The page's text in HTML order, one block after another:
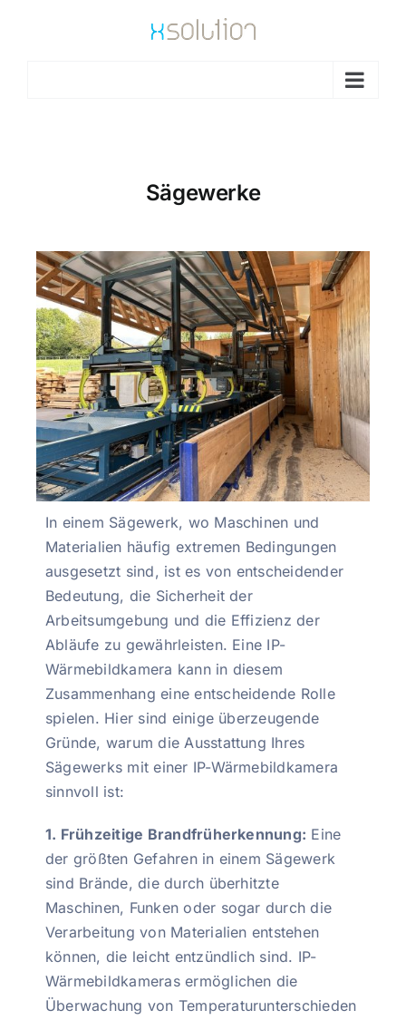
Sägewerke
In einem Sägewerk, wo Maschinen und
Materialien häufig extremen Bedingungen
ausgesetzt sind, ist es von entscheidender
Bedeutung, die Sicherheit der
Arbeitsumgebung und die Effizienz der
Abläufe zu gewährleisten. Eine IP-
Wärmebildkamera kann in diesem
Zusammenhang eine entscheidende Rolle
spielen. Hier sind einige überzeugende
Gründe, warum die Ausstattung Ihres
Sägewerks mit einer IP-Wärmebildkamera
sinnvoll ist:
1. Frühzeitige Brandfrüherkennung: Eine
der größten Gefahren in einem Sägewerk
sind Brände, die durch überhitzte
Maschinen, Funken oder sogar durch die
Verarbeitung von Materialien entstehen
können, die leicht entzündlich sind. IP-
Wärmebildkameras ermöglichen die
Überwachung von Temperaturunterschieden